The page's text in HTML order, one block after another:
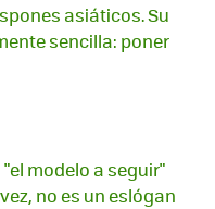
asiáticos. Su
sencilla: poner
modelo a seguir"
no es un eslógan